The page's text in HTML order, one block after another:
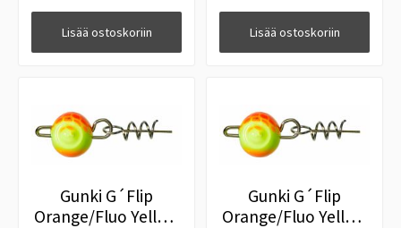
Lisää ostoskoriin Lisää ostoskoriin
Gunki G´Flip
Orange/Fluo Yellow
Gunki G´Flip
Orange/Fluo Yellow